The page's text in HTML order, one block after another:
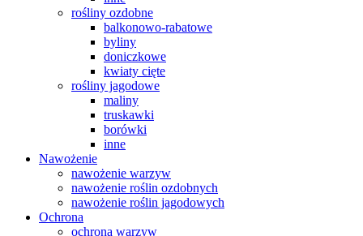
rośliny ozdobne
balkonowo-rabatowe
byliny
doniczkowe
kwiaty cięte
rośliny jagodowe
maliny
truskawki
borówki
inne
Nawożenie
nawożenie warzyw
nawożenie roślin ozdobnych
nawożenie roślin jagodowych
Ochrona
ochrona warzyw